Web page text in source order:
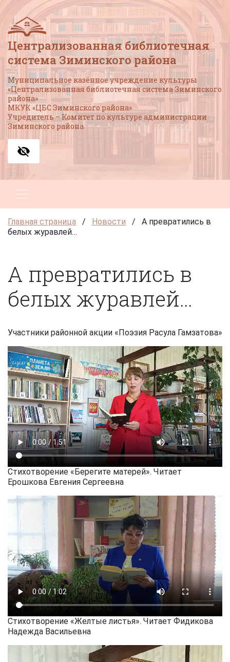
Централизованная библиотечная
система Зиминского района
Муниципальное казённое учреждение культуры
«Централизованная библиотечная система Зиминского
района»
МКУК «ЦБС Зиминского района»
Учредитель – Комитет по культуре администрации
Зиминского района
Главная страница / Новости /
А превратились в
белых журавлей…
А превратились в
белых журавлей…
Участники районной акции «Поэзия Расула Гамзатова»
Стихотворение «Берегите матерей». Читает
Ерошкова Евгения Сергеевна
Стихотворение «Желтые листья». Читает Фидикова
Надежда Васильевна